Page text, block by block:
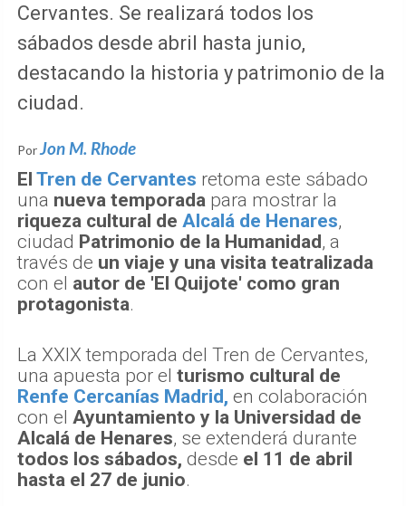
Cervantes. Se realizará todos los
sábados desde abril hasta junio,
destacando la historia y patrimonio de la
ciudad.
PorJon M. Rhode
El Tren de Cervantes retoma este sábado
una nueva temporada para mostrar la
riqueza cultural de Alcalá de Henares,
ciudad Patrimonio de la Humanidad, a
través de un viaje y una visita teatralizada
con el autor de 'El Quijote' como gran
protagonista.
La XXIX temporada del Tren de Cervantes,
una apuesta por el turismo cultural de
Renfe Cercanías Madrid, en colaboración
con el Ayuntamiento y la Universidad de
Alcalá de Henares, se extenderá durante
todos los sábados, desde el 11 de abril
hasta el 27 de junio.